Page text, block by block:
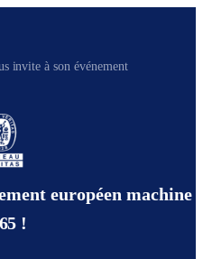
invite à son événement
européen machine
!